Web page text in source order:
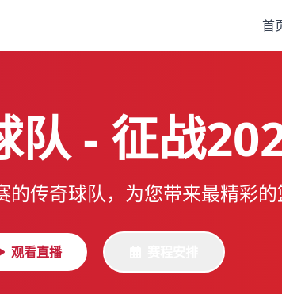
首
队 - 征战
的传奇球队，为您带来最精彩
观看直播